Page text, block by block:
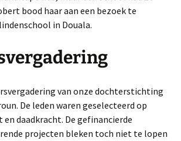
bood haar aan een bezoek te
in Douala.
van onze dochterstichting
De leden waren geselecteerd op
daadkracht. De gefinancierde
projecten bleken toch niet te lopen